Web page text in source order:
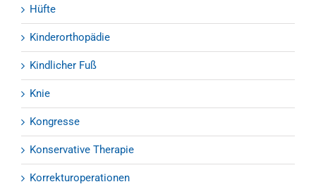
Hüfte
Kinderorthopädie
Kindlicher Fuß
Knie
Kongresse
Konservative Therapie
Korrekturoperationen